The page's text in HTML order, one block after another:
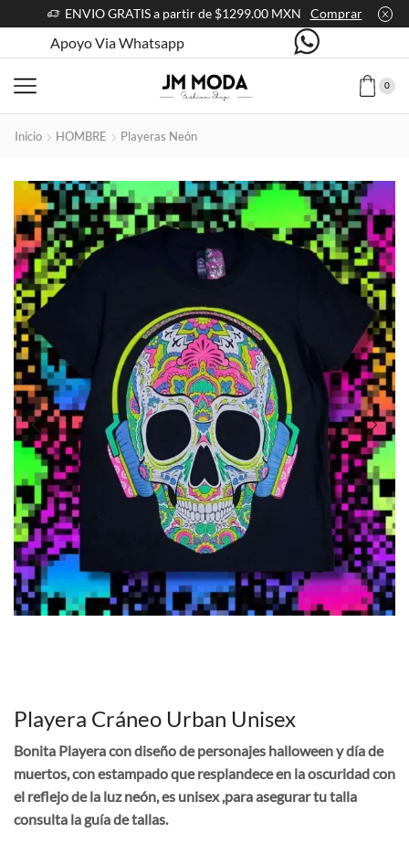
ENVIO GRATIS a partir de $1299.00 MXN Comprar
Apoyo Via Whatsapp
0
Inicio HOMBRE Playeras Neón
Playera Cráneo Urban Unisex
Bonita Playera con diseño de personajes halloween y día de
muertos, con estampado que resplandece en la oscuridad con
el reflejo de la luz neón, es unisex ,para asegurar tu talla
consulta la guía de tallas.